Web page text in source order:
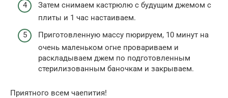
Затем снимаем кастрюлю с будущим джемом с
плиты и 1 час настаиваем.
Приготовленную массу пюрируем, 10 минут на
очень маленьком огне провариваем и
раскладываем джем по подготовленным
стерилизованным баночкам и закрываем.
Приятного всем чаепития!